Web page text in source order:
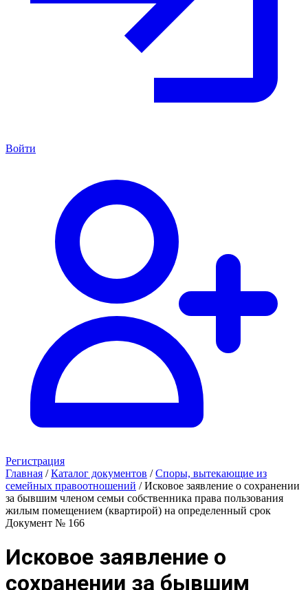
Войти
Регистрация
Главная / Каталог документов / Споры, вытекающие из
семейных правоотношений / Исковое заявление о сохранении
за бывшим членом семьи собственника права пользования
жилым помещением (квартирой) на определенный срок
Документ № 166
Исковое заявление о
сохранении за бывшим